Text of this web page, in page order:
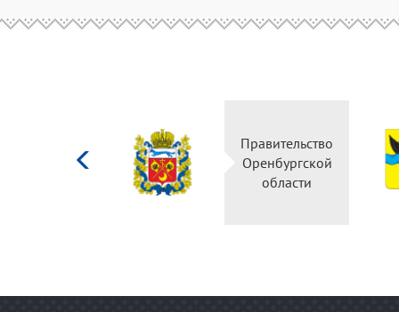
Правительство
Оренбургской
области